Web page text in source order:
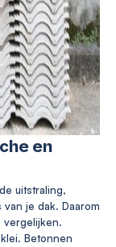
en
uitstraling,
je dak. Daarom
vergelijken.
Betonnen